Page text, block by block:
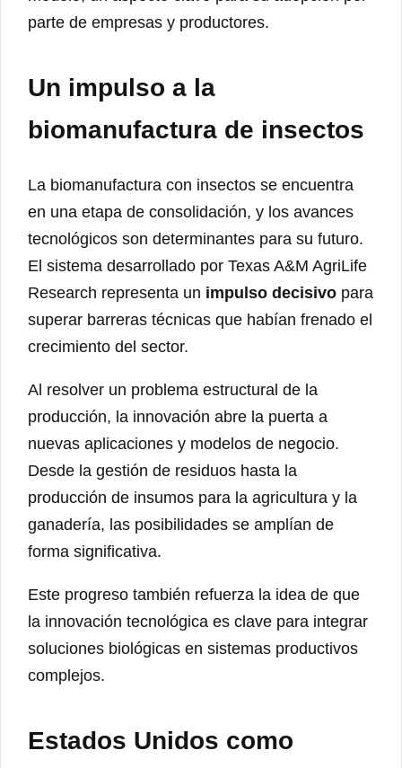
parte de empresas y productores.
Un impulso a la
biomanufactura de insectos
La biomanufactura con insectos se encuentra
en una etapa de consolidación, y los avances
tecnológicos son determinantes para su futuro.
El sistema desarrollado por Texas A&M AgriLife
Research representa un impulso decisivo para
superar barreras técnicas que habían frenado el
crecimiento del sector.
Al resolver un problema estructural de la
producción, la innovación abre la puerta a
nuevas aplicaciones y modelos de negocio.
Desde la gestión de residuos hasta la
producción de insumos para la agricultura y la
ganadería, las posibilidades se amplían de
forma significativa.
Este progreso también refuerza la idea de que
la innovación tecnológica es clave para integrar
soluciones biológicas en sistemas productivos
complejos.
Estados Unidos como